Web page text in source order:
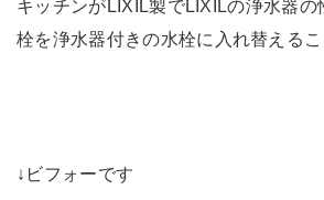
キッチンがLIXIL製でLIXILの浄水器の
栓を浄水器付きの水栓に入れ替えるこ
↓ビフォーです